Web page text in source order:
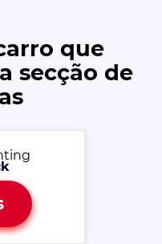
que
secção de